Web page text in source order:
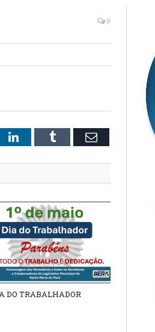
0
LinkedInTumblr Email
DO TRABALHADOR